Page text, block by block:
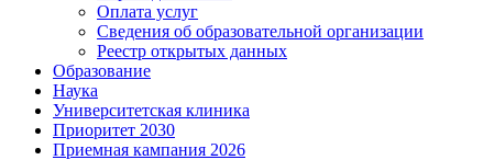
Оплата услуг
Сведения об образовательной организации
Реестр открытых данных
Образование
Наука
Университетская клиника
Приоритет 2030
Приемная кампания 2026